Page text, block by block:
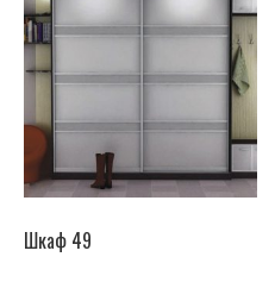
Шкаф 49